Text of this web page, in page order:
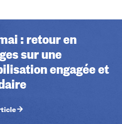
: retour en
sur une
engagée et